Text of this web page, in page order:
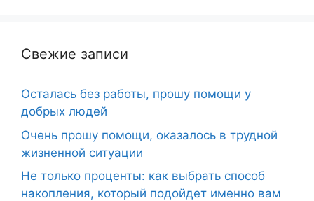
Свежие записи
Осталась без работы, прошу помощи у
добрых людей
Очень прошу помощи, оказалось в трудной
жизненной ситуации
Не только проценты: как выбрать способ
накопления, который подойдет именно вам